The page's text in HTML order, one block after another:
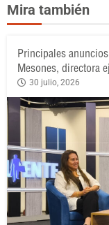
Mira también
Principales
Mesones, directora
30 julio, 2026